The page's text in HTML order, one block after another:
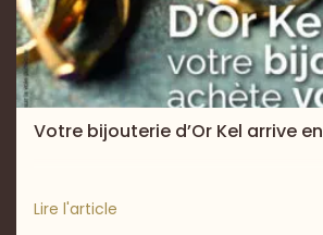
Votre bijouterie d’Or Kel arrive
Lire l'article